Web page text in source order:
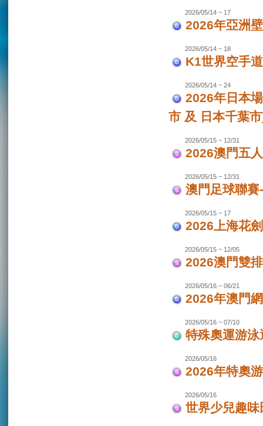
2026/05/14 ~ 17
2026年亞洲
2026/05/14 ~ 18
K1世界空手
2026/05/14 ~ 24
2026年日本
市 及 日本千葉
2026/05/15 ~ 12/31
2026澳門五
2026/05/15 ~ 12/31
澳門足球聯
2026/05/15 ~ 17
2026上海花
2026/05/15 ~ 12/05
2026澳門雙
2026/05/16 ~ 06/21
2026年澳門
2026/05/16 ~ 07/10
特殊奧運游
2026/05/16
2026年特奧
2026/05/16
世界少兒趣味